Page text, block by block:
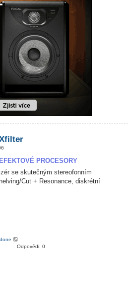
PROCESORY
se skutečným stereofonním
Cut + Resonance, diskrétní
Odpovědi: 0